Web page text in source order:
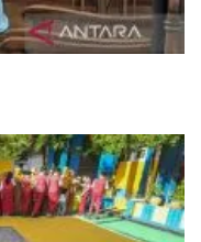
Sitepu karena